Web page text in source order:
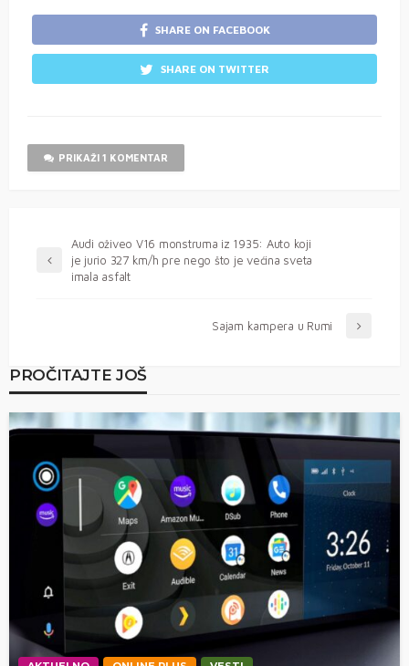
SHARE ON FACEBOOK
SHARE ON TWITTER
PRIKAŽI 1 KOMENTAR
Audi oživeo V16 monstruma iz 1935: Auto koji
je jurio 327 km/h pre nego što je većina sveta
imala asfalt
Sajam kampera u Rumi
PROČITAJTE JOŠ